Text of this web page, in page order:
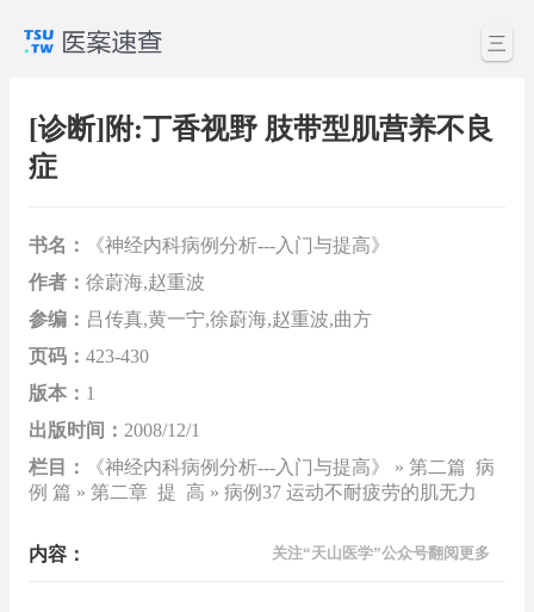
三
[诊断]附:丁香视野 肢带型肌营养不良
症
书名：
《神经内科病例分析---入门与提高》
作者： 徐蔚海,赵重波
参编： 吕传真,黄一宁,徐蔚海,赵重波,曲方
页码： 423-430
版本： 1
出版时间： 2008/12/1
栏目：
《神经内科病例分析---入门与提高》 » 第二篇 病
例 篇 » 第二章 提 高 » 病例37 运动不耐疲劳的肌无力
内容： 关注“天山医学”公众号翻阅更多